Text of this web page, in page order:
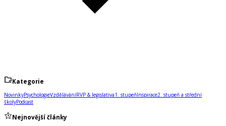
Kategorie
NovinkyPsychologieVzděláváníRVP & legislativa1. stupeňInspirace2. stupeň a střední
školyPodcast
Nejnovější články